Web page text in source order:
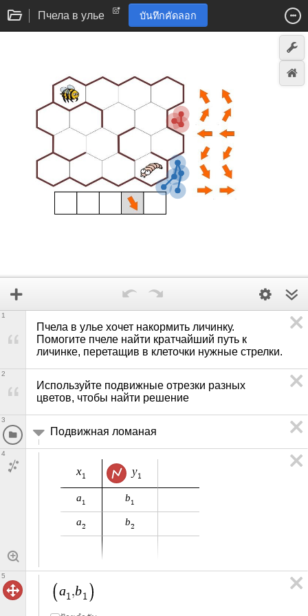
Пчела в улье บันทึกคัดลอก
Пчела в улье хочет накормить личинку.
Помогите пчеле найти кратчайший путь к
личинке, перетащив в клеточки нужные стрелки.
1
Используйте подвижные отрезки разных
цветов, чтобы найти решение
2
Подвижная ломаная
3
x1 y1
a 1 b 1
a2 b2
4
a1,b1
5